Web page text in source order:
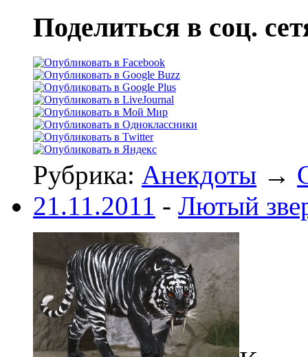
Поделиться в соц.
Рубрика: Анекдоты →
21.11.2011 - Лютый